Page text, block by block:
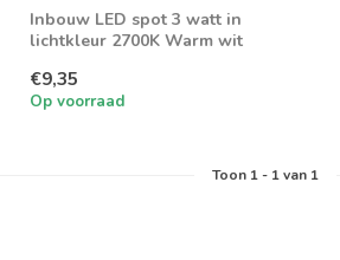
Inbouw LED spot 3 watt in
lichtkleur 2700K Warm wit
€9,35
Op voorraad
Toon 1- 1van 1